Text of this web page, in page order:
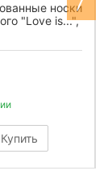
носки
"Love is...",
Купить